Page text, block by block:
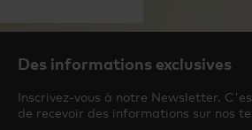
Des informations exclusives
Inscrivez-vous à notre Newsletter.
de recevoir des informations sur nos